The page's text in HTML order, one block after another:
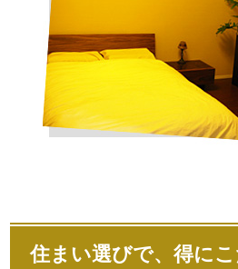
住まい選びで、得に